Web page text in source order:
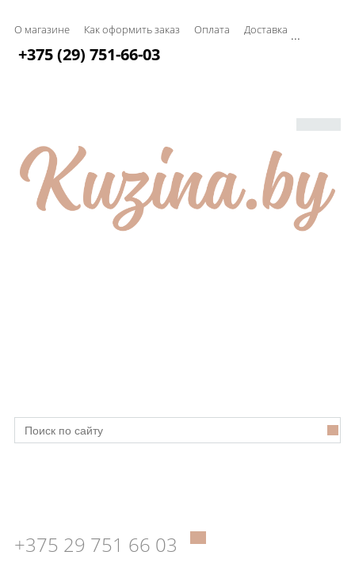
О магазине Как оформить заказ Оплата Доставка ...
+375 (29) 751-66-03
+375 29 751 66 03